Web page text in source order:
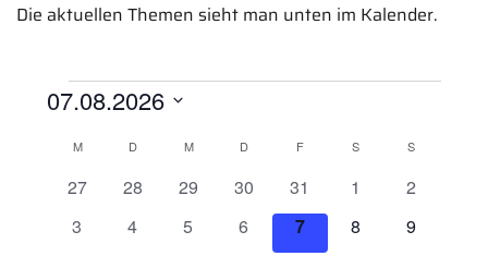
Die aktuellen Themen sieht man unten im Kalender.